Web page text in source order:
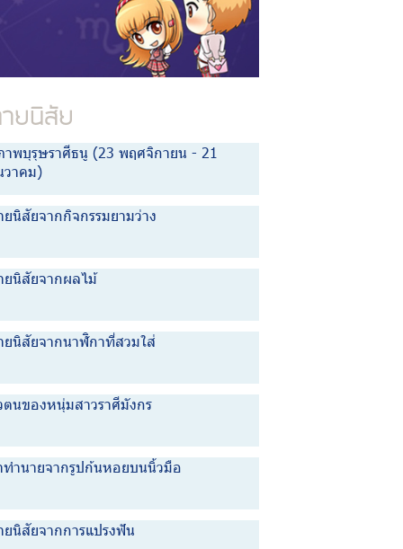
ยนิสัย
าพบุรุษราศีธนู (23 พฤศจิกายน - 21
วาคม)
ยนิสัยจากกิจกรรมยามว่าง
ยนิสัยจากผลไม้
ยนิสัยจากนาฬิกาที่สวมใส่
ตนของหนุ่มสาวราศีมังกร
ทำนายจากรูปก้นหอยบนนิ้วมือ
ยนิสัยจากการแปรงฟัน